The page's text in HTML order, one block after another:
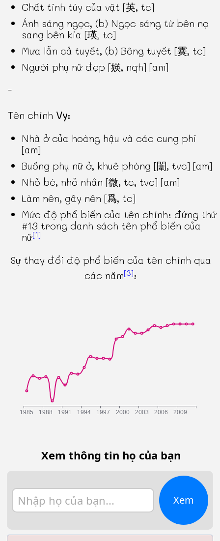
Chất tinh túy của vật [英, tc]
Ánh sáng ngọc, (b) Ngọc sáng từ bên nọ
sang bên kia [瑛, tc]
Mưa lẫn cả tuyết, (b) Bông tuyết [霙, tc]
Người phụ nữ đẹp [媖, nqh] [am]
-
Tên chính Vy:
Nhà ở của hoàng hậu và các cung phi
[am]
Buồng phụ nữ ở, khuê phòng [闈, tvc] [am]
Nhỏ bé, nhỏ nhắn [微, tc, tvc] [am]
Làm nên, gây nên [爲, tc]
Mức độ phổ biến của tên chính: đứng thứ
#13 trong danh sách tên phổ biến của
nữ[1]
Sự thay đổi độ phổ biến của tên chính qua
các năm[3]:
Xem thông tin họ của bạn
Xem